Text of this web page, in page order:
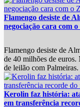
Flamengo desiste de
negociação cara com
Flamengo desiste de
de 40 milhões de
de leilão com Palmeiras.
Kerolin faz história:
em transferência